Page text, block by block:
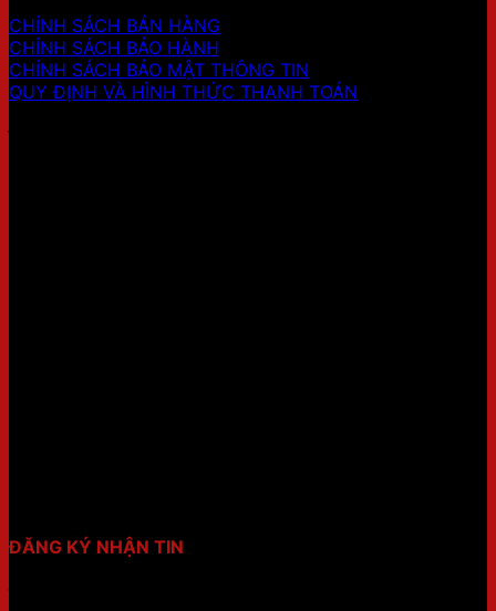
CHÍNH SÁCH BÁN HÀNG
CHÍNH SÁCH BẢO HÀNH
CHÍNH SÁCH BẢO MẬT THÔNG TIN
QUY ĐỊNH VÀ HÌNH THỨC THANH TOÁN
ĐĂNG KÝ NHẬN TIN